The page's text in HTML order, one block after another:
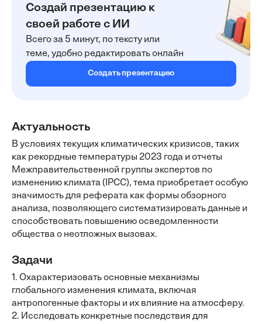
Создай презентацию к
своей работе с ИИ
Всего за 5 минут, по тексту или
теме, удобно редактировать онлайн
Создать презентацию
Актуальность
В условиях текущих климатических кризисов, таких
как рекордные температуры 2023 года и отчеты
Межправительственной группы экспертов по
изменению климата (IPCC), тема приобретает особую
значимость для реферата как формы обзорного
анализа, позволяющего систематизировать данные и
способствовать повышению осведомленности
общества о неотложных вызовах.
Задачи
1. Охарактеризовать основные механизмы
глобального изменения климата, включая
антропогенные факторы и их влияние на атмосферу.
2. Исследовать конкретные последствия для